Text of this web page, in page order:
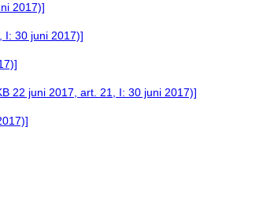
2017)]
I: 30 juni 2017)]
22 juni 2017, art. 21, I: 30 juni 2017)]